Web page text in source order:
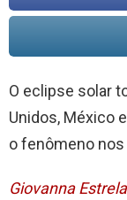
O eclipse solar
Unidos, México
o fenômeno
Giovanna Estrela